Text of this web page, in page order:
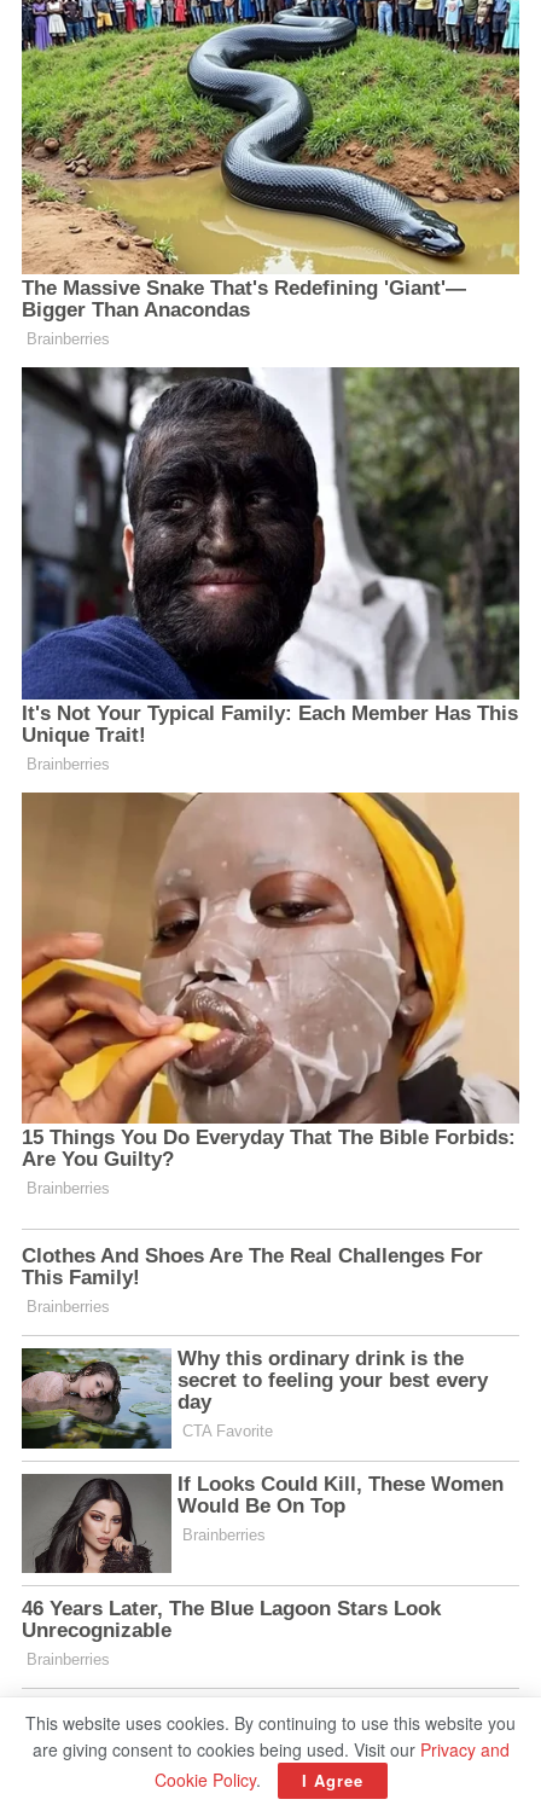
This website uses cookies. By continuing to use this website you
are giving consent to cookies being used. Visit our Privacy and
Cookie Policy. I Agree